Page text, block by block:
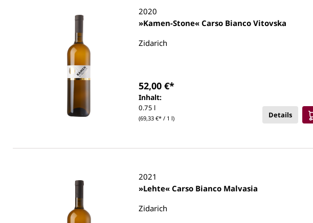
2020
»Kamen-Stone« Carso Bianco Vitovska
Zidarich
Inhalt:
0.75 l
(69,33 €* / 1 l)
52,00 €*
Details
2021
»Lehte« Carso Bianco Malvasia
Zidarich